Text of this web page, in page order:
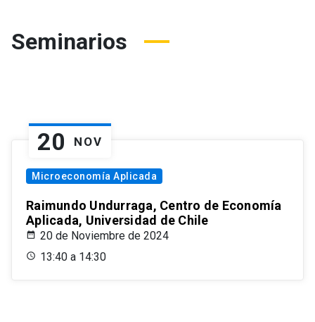
Seminarios
20 NOV
Microeconomía Aplicada
Raimundo Undurraga, Centro de Economía
Aplicada, Universidad de Chile
20 de Noviembre de 2024
13:40 a 14:30